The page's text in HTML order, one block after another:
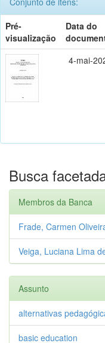
Pré-
visualização
Data do
4-mai-
Busca
Membros da Banca
Frade, Carmen
Veiga, Luciana Lima
Assunto
alternativas
basic education